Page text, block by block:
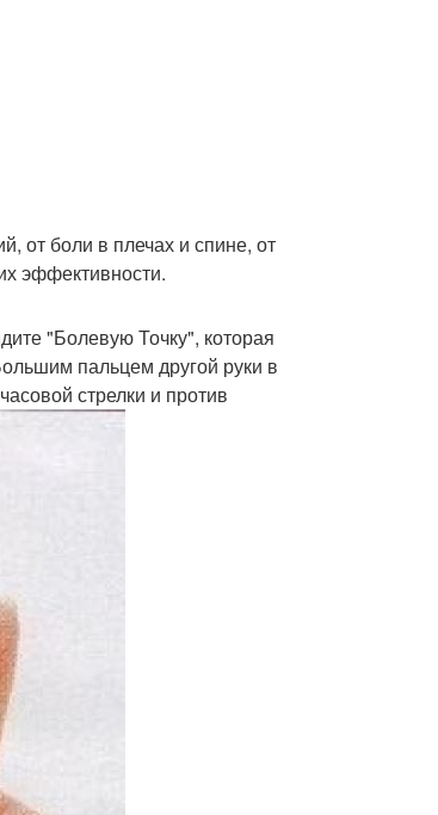
от боли в плечах и спине, от
эффективности.
"Болевую Точку", которая
пальцем другой руки в
стрелки и против